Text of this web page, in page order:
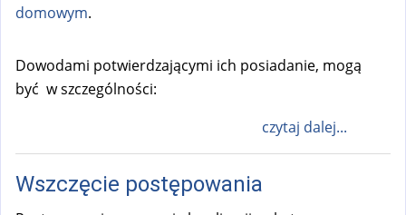
domowym.
Dowodami potwierdzającymi ich posiadanie, mogą
być w szczególności:
czytaj dalej...
Wszczęcie postępowania